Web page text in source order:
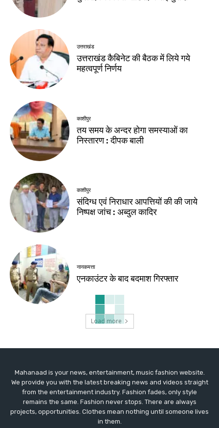
उत्तराखंड
उत्तराखंड कैबिनेट की बैठक में लिये गये
महत्वपूर्ण निर्णय
काशीपुर
तय समय के अन्दर होगा समस्याओं का
निस्तारण : दीपक बाली
काशीपुर
संदिग्ध एवं निराधार आपत्तियों की की जाये
निष्पक्ष जांच : अब्दुल कादिर
नानकमत्ता
एनकाउंटर के बाद बदमाश गिरफ्तार
Load more
Mahanaad is your news, entertainment, music fashion website.
We provide you with the latest breaking news and videos straight
from the entertainment industry. Fashion fades, only style
remains the same. Fashion never stops. There are always
projects, opportunities. Clothes mean nothing until someone lives
in them.